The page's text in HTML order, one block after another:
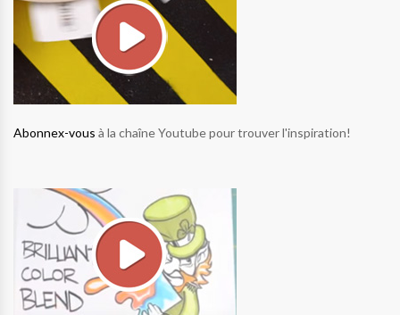
Abonnex-vous à la chaîne Youtube pour trouver l'inspiration!